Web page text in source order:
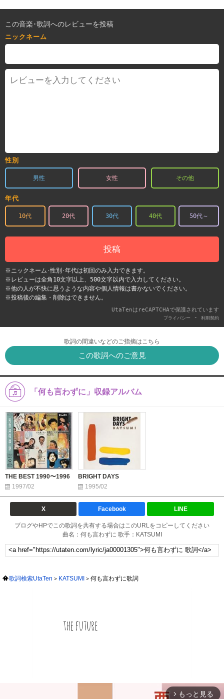
この音楽･歌詞へのレビューを投稿
ニックネーム
性別
男性 女性 その他
年代
10代 20代 30代 40代 50代～
投稿
※ニックネーム･性別･年代は初回のみ入力できます。
※レビューは全角10文字以上、500文字以内で入力してください。
※他の人が不快に思うような内容や個人情報は書かないでください。
※投稿後の編集・削除はできません。
UtaTenはreCAPTCHAで保護されています
プライバシー - 利用契約
歌詞の間違いなどのご指摘はこちら
この歌詞へのご意見
「何も言わずに」収録アルバム
THE BEST 1990〜1996
1997/02
BRIGHT DAYS
1995/02
X Facebook LINE
ブログやHPでこの歌詞を共有する場合はこのURLをコピーしてください
曲名：何も言わずに 歌手：KATSUMI
歌詞検索UtaTen KATSUMI 何も言わずに歌詞
arrow_forward_ios もっと見る